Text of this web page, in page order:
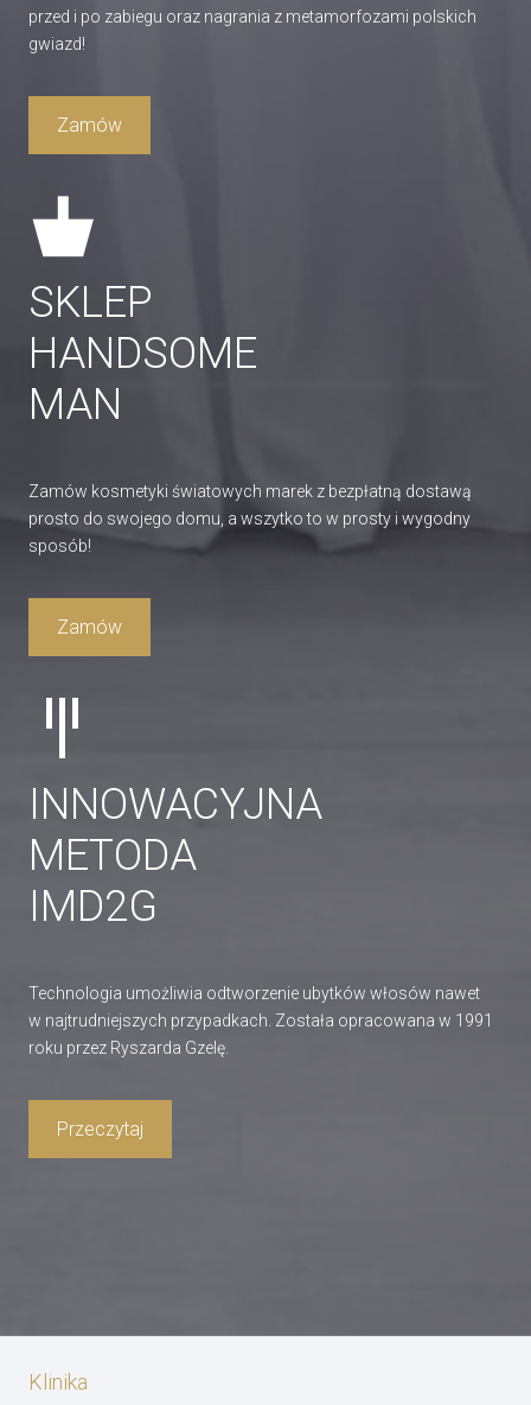
przed i po zabiegu oraz nagrania z metamorfozami polskich
gwiazd!
Zamów
SKLEP
HANDSOME
MAN
Zamów kosmetyki światowych marek z bezpłatną dostawą
prosto do swojego domu, a wszytko to w prosty i wygodny
sposób!
Zamów
INNOWACYJNA
METODA
IMD2G
Technologia umożliwia odtworzenie ubytków włosów nawet
w najtrudniejszych przypadkach. Została opracowana w 1991
roku przez Ryszarda Gzelę.
Przeczytaj
Klinika